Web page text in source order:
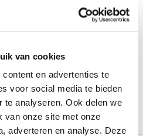
van cookies
en advertenties te
voor social media te bieden
te analyseren. Ook delen we
van onze site met onze
adverteren en analyse. Deze
vijlkrassen en kleine vijllijnen
de natuurlijke nagels. Deze
waarmee je gemakkelijk de
stevige boord zijn de vijlen erg
door waardoor je voldoende